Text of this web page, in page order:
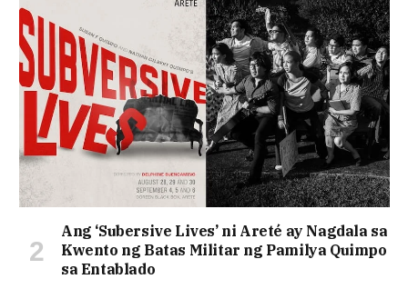
Ang ‘Subersive Lives’ ni Areté ay Nagdala sa
Kwento ng Batas Militar ng Pamilya Quimpo
sa Entablado